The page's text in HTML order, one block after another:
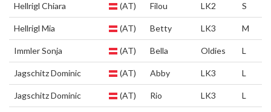
Hellrigl Chiara (AT) Filou LK2 S
Hellrigl Mia (AT) Betty LK3 M
Immler Sonja (AT) Bella Oldies L
Jagschitz Dominic (AT) Abby LK3 L
Jagschitz Dominic (AT) Rio LK3 L